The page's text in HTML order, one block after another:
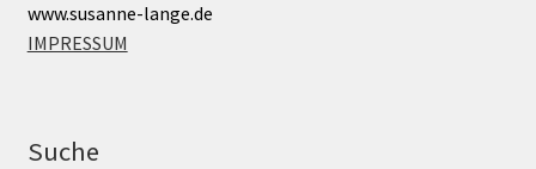
www.susanne-lange.de
IMPRESSUM
Suche